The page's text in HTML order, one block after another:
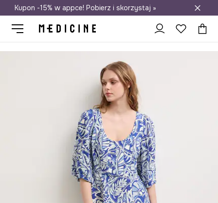
Darmowa dostawa do salonów
Kupon -15% w appce! Pobierz i skorzystaj »